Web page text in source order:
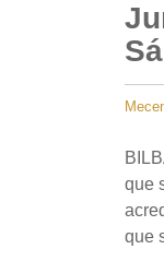
que
que